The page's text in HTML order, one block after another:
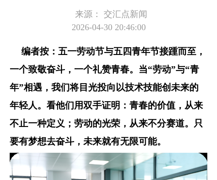
来源：
交汇点新闻
2026-04-30 20:46:00
编者按：五一劳动节与五四青年节接踵而至，
一个致敬奋斗，一个礼赞青春。当“劳动”与“青
年”相遇，我们将目光投向以技术技能创未来的
年轻人。看他们用双手证明：青春的价值，从来
不止一种定义；劳动的光荣，从来不分赛道。只
要有梦想去奋斗，未来就有无限可能。